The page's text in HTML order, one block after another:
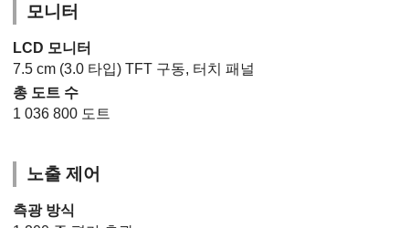
모니터
LCD 모니터
7.5 cm (3.0 타입) TFT 구동, 터치 패널
총 도트 수
1 036 800 도트
노출 제어
측광 방식